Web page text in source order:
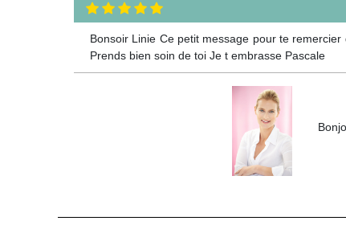
Bonsoir Linie Ce petit message pour te
Prends bien soin de toi Je t embrasse Pascale